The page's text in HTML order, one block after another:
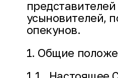
усыновителей,
опекунов.
1. Общие